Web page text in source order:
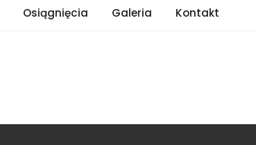
Osiągnięcia Galeria Kontakt